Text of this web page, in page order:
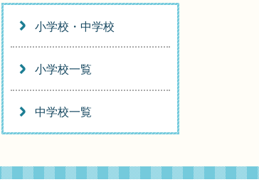
小学校・中学校
小学校一覧
中学校一覧